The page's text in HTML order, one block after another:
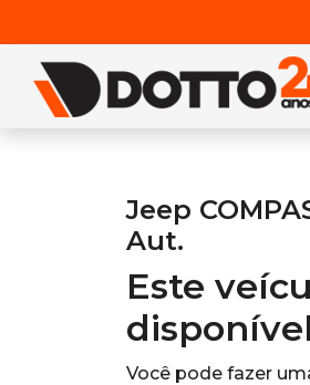
Jeep
Aut.
Este
Você pode fazer